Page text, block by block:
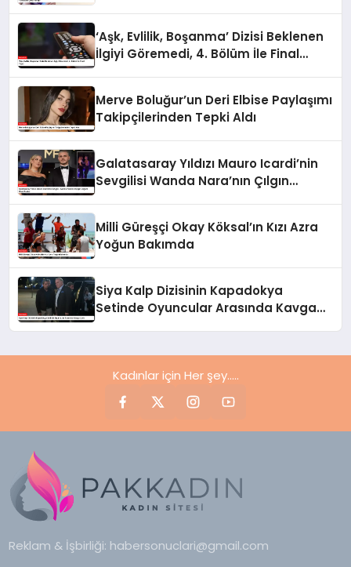
‘Aşk, Evlilik, Boşanma’ Dizisi Beklenen
İlgiyi Göremedi, 4. Bölüm İle Final
Merve Boluğur’un Deri Elbise Paylaşımı
Takipçilerinden Tepki Aldı
Galatasaray Yıldızı Mauro Icardi’nin
Sevgilisi Wanda Nara’nın Çılgın
Milli Güreşçi Okay Köksal’ın Kızı Azra
Yoğun Bakımda
Siya Kalp Dizisinin Kapadokya
Setinde Oyuncular Arasında Kavga
Kadınlar için Her şey.....
Reklam & İşbirliği: habersonuclari@gmail.com